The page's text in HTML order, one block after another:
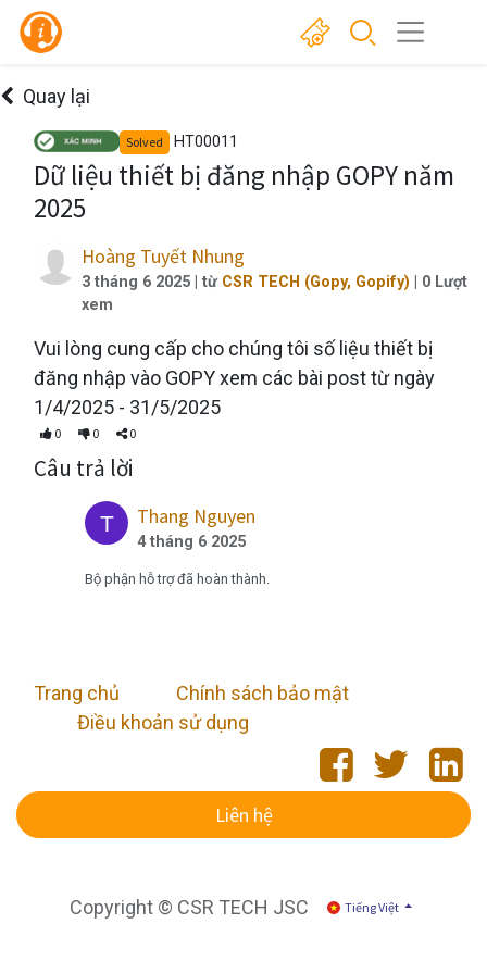
Quay lại
Solved HT00011
Dữ liệu thiết bị đăng nhập GOPY năm
2025
Hoàng Tuyết Nhung
3 tháng 6 2025 | từ CSR TECH (Gopy, Gopify) 0 Lượt
xem
Vui lòng cung cấp cho chúng tôi số liệu thiết bị
đăng nhập vào GOPY xem các bài post từ ngày
1/4/2025 - 31/5/2025
0 0 0
Câu trả lời
Thang Nguyen
4 tháng 6 2025
Bộ phận hỗ trợ đã hoàn thành.
Trang chủ
Chính sách bảo mật
Điều khoản sử dụng
Liên hệ
Copyright © CSR TECH JSC Tiếng Việt